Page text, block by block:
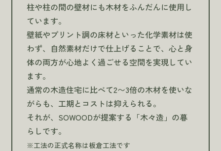
柱や柱の間の壁材にも木材をふんだんに使用し
ています。
壁紙やプリント調の床材といった化学素材は使
わず、自然素材だけで仕上げることで、心と身
体の両方が心地よく過ごせる空間を実現してい
ます。
通常の木造住宅に比べて2〜3倍の木材を使いな
がらも、工期とコストは抑えられる。
それが、SOWOODが提案する「木々造」の暮
らしです。
※工法の正式名称は板倉工法です